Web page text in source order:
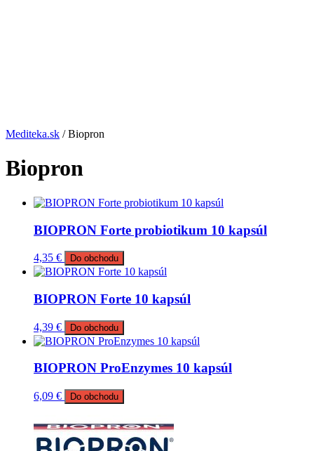
Mediteka.sk / Biopron
Biopron
BIOPRON Forte probiotikum 10 kapsúl
4,35 € Do obchodu
BIOPRON Forte 10 kapsúl
4,39 € Do obchodu
BIOPRON ProEnzymes 10 kapsúl
6,09 € Do obchodu